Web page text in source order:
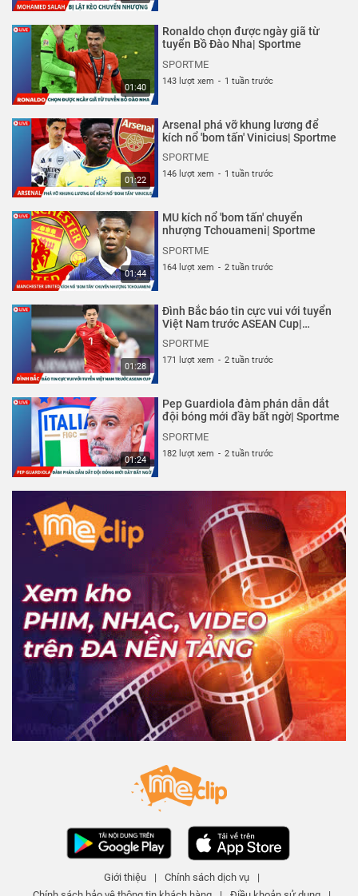
01:40
Ronaldo chọn được ngày giã từ
tuyển Bồ Đào Nha| Sportme
SPORTME
143 lượt xem - 1 tuần trước
01:22
Arsenal phá vỡ khung lương để
kích nổ 'bom tấn' Vinicius| Sportme
SPORTME
146 lượt xem - 1 tuần trước
01:44
MU kích nổ 'bom tấn' chuyển
nhượng Tchouameni| Sportme
SPORTME
164 lượt xem - 2 tuần trước
01:28
Đình Bắc báo tin cực vui với tuyển
Việt Nam trước ASEAN Cup|
SPORTME
171 lượt xem - 2 tuần trước
01:24
Pep Guardiola đàm phán dẫn dắt
đội bóng mới đầy bất ngờ| Sportme
SPORTME
182 lượt xem - 2 tuần trước
Giới thiệu | Chính sách dịch vụ
|